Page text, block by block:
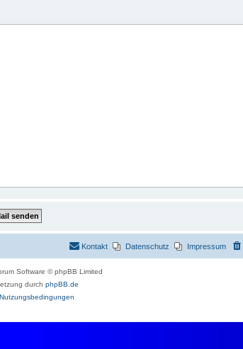
Impressum
Datenschutz
Kontakt
Software © phpBB Limited
durch phpBB.de
Nutzungsbedingungen